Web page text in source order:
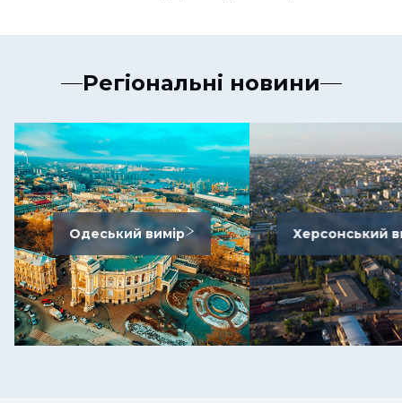
Регіональні новини
Одеський вимір Херсонський